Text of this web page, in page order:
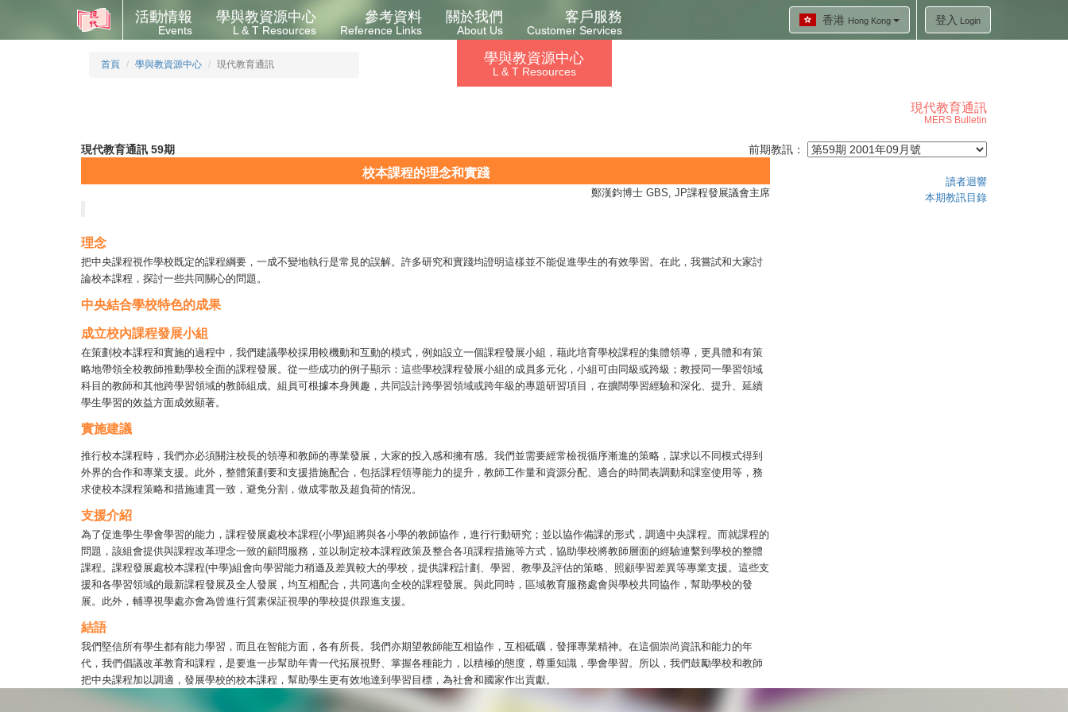
香港 Hong Kong 登入 Login
活動情報
Events
學與教資源中心
L & T Resources
參考資料
Reference Links
關於我們
About Us
客戶服務
Customer Services
首頁 學與教資源中心 現代教育通訊 學與教資源中心
L & T Resources
現代教育通訊
MERS Bulletin
現代教育通訊 59期 前期教訊：
校本課程的理念和實踐
鄭漢鈞博士 GBS, JP課程發展議會主席
理念
把中央課程視作學校既定的課程綱要，一成不變地執行是常見的誤解。許多研究和實踐均證明這樣並不能促進學生的有效學習。在此，我嘗試和大家討
論校本課程，探討一些共同關心的問題。
中央結合學校特色的成果
成立校內課程發展小組
在策劃校本課程和實施的過程中，我們建議學校採用較機動和互動的模式，例如設立一個課程發展小組，藉此培育學校課程的集體領導，更具體和有策
略地帶領全校教師推動學校全面的課程發展。從一些成功的例子顯示：這些學校課程發展小組的成員多元化，小組可由同級或跨級；教授同一學習領域
科目的教師和其他跨學習領域的教師組成。組員可根據本身興趣，共同設計跨學習領域或跨年級的專題研習項目，在擴闊學習經驗和深化、提升、延續
學生學習的效益方面成效顯著。
實施建議
推行校本課程時，我們亦必須關注校長的領導和教師的專業發展，大家的投入感和擁有感。我們並需要經常檢視循序漸進的策略，謀求以不同模式得到
外界的合作和專業支援。此外，整體策劃要和支援措施配合，包括課程領導能力的提升，教師工作量和資源分配、適合的時間表調動和課室使用等，務
求使校本課程策略和措施連貫一致，避免分割，做成零散及超負荷的情況。
支援介紹
為了促進學生學會學習的能力，課程發展處校本課程(小學)組將與各小學的教師協作，進行行動研究；並以協作備課的形式，調適中央課程。而就課程的
問題，該組會提供與課程改革理念一致的顧問服務，並以制定校本課程政策及整合各項課程措施等方式，協助學校將教師層面的經驗連繫到學校的整體
課程。課程發展處校本課程(中學)組會向學習能力稍遜及差異較大的學校，提供課程計劃、學習、教學及評估的策略、照顧學習差異等專業支援。這些支
援和各學習領域的最新課程發展及全人發展，均互相配合，共同邁向全校的課程發展。與此同時，區域教育服務處會與學校共同協作，幫助學校的發
展。此外，輔導視學處亦會為曾進行質素保証視學的學校提供跟進支援。
結語
我們堅信所有學生都有能力學習，而且在智能方面，各有所長。我們亦期望教師能互相協作，互相砥礪，發揮專業精神。在這個崇尚資訊和能力的年
代，我們倡議改革教育和課程，是要進一步幫助年青一代拓展視野、掌握各種能力，以積極的態度，尊重知識，學會學習。所以，我們鼓勵學校和教師
把中央課程加以調適，發展學校的校本課程，幫助學生更有效地達到學習目標，為社會和國家作出貢獻。
讀者迴響
本期教訊目錄